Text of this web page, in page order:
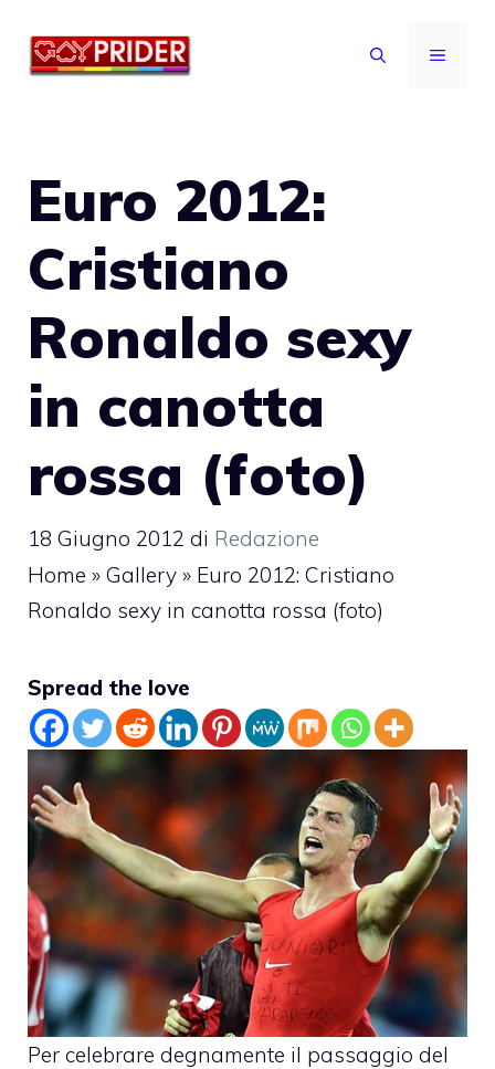
MENU
Euro 2012:
Cristiano
Ronaldo sexy
in canotta
rossa (foto)
18 Giugno 2012 di Redazione
Home » Gallery » Euro 2012: Cristiano
Ronaldo sexy in canotta rossa (foto)
Spread the love
Per celebrare degnamente il passaggio del